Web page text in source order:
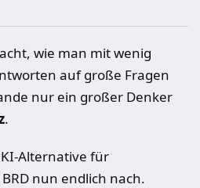
wie man mit wenig
auf große Fragen
nur ein großer Denker
.
Alternative für
nun endlich nach.